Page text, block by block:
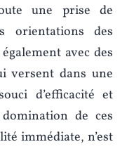
une prise de
orientations des
avec des
versent dans une
d’efficacité et
de ces
immédiate, n’est